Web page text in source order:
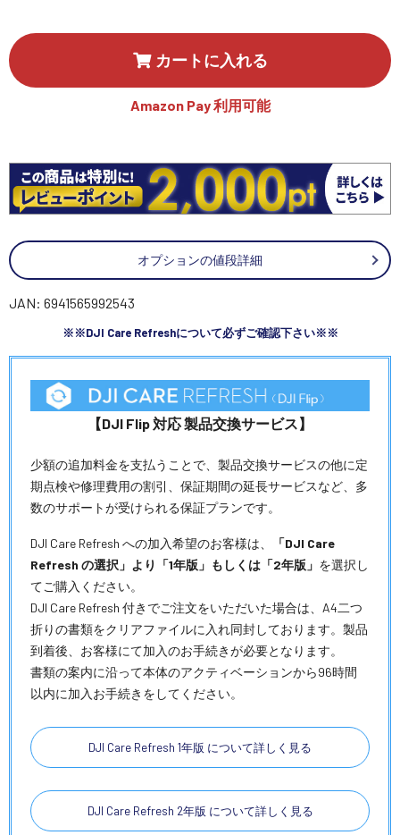
カートに入れる
Amazon Pay 利用可能
オプションの値段詳細
JAN: 6941565992543
※※DJI Care Refreshについて必ずご確認下さい※※
【DJI Flip 対応 製品交換サービス】
少額の追加料金を支払うことで、製品交換サービスの他に定
期点検や修理費用の割引、保証期間の延長サービスなど、多
数のサポートが受けられる保証プランです。
DJI Care Refresh への加入希望のお客様は、
「DJI Care
Refresh の選択」より「1年版」もしくは「2年版」 を選択し
てご購入ください。
DJI Care Refresh 付きでご注文をいただいた場合は、A4二つ
折りの書類をクリアファイルに入れ同封しております。製品
到着後、お客様にて加入のお手続きが必要となります。
書類の案内に沿って本体のアクティベーションから96時間
以内に加入お手続きをしてください。
DJI Care Refresh 1年版 について詳しく見る
DJI Care Refresh 2年版 について詳しく見る